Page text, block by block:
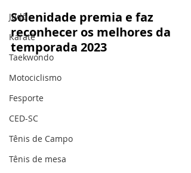
Judô
Karatê
Taekwondo
Motociclismo
Fesporte
CED-SC
Tênis de Campo
Tênis de mesa
Solenidade premia e faz
reconhecer os melhores da
temporada 2023